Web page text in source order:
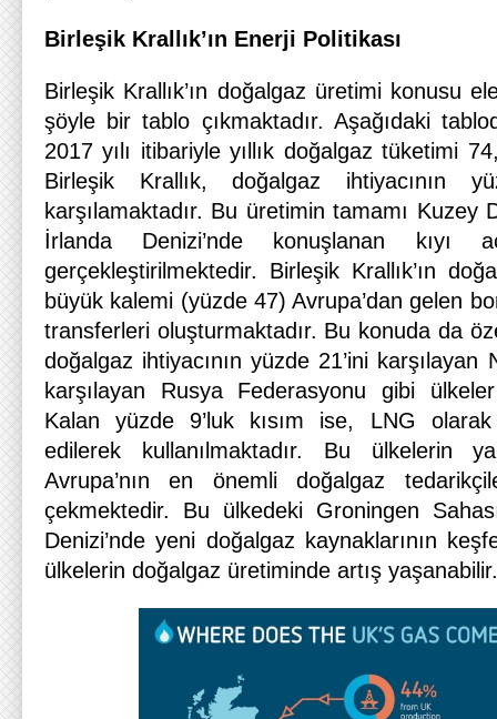
Birleşik Krallık’ın Enerji Politikası
Birleşik Krallık’ın doğalgaz üretimi konusu
şöyle bir tablo çıkmaktadır. Aşağıdaki
2017 yılı itibariyle yıllık doğalgaz tüketimi
Birleşik Krallık, doğalgaz ihtiyacının
karşılamaktadır. Bu üretimin tamamı Kuzey
İrlanda Denizi’nde konuşlanan kıyı
gerçekleştirilmektedir. Birleşik Krallık’ın
büyük kalemi (yüzde 47) Avrupa’dan gelen
transferleri oluşturmaktadır. Bu konuda da
doğalgaz ihtiyacının yüzde 21’ini karşılayan
karşılayan Rusya Federasyonu gibi
Kalan yüzde 9’luk kısım ise, LNG
edilerek kullanılmaktadır. Bu ülkelerin
Avrupa’nın en önemli doğalgaz
çekmektedir. Bu ülkedeki Groningen
Denizi’nde yeni doğalgaz kaynaklarının
ülkelerin doğalgaz üretiminde artış yaşanabilir.